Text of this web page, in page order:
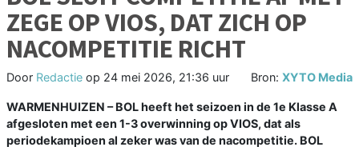
ZEGE OP VIOS, DAT ZICH OP
NACOMPETITIE RICHT
Door Redactie op 24 mei 2026, 21:36 uur Bron: XYTO Media
WARMENHUIZEN – BOL heeft het seizoen in de 1e Klasse A
afgesloten met een 1-3 overwinning op VIOS, dat als
periodekampioen al zeker was van de nacompetitie. BOL